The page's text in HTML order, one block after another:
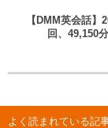
【DMM英会話
回、49,150
よく読まれている記